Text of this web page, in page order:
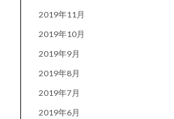
2019年11月
2019年10月
2019年9月
2019年8月
2019年7月
2019年6月